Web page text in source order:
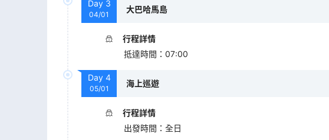
Day 3
04/01
大巴哈馬島
行程詳情
抵達時間 ： 07:00
Day 4
05/01
海上巡遊
行程詳情
出發時間 ： 全日